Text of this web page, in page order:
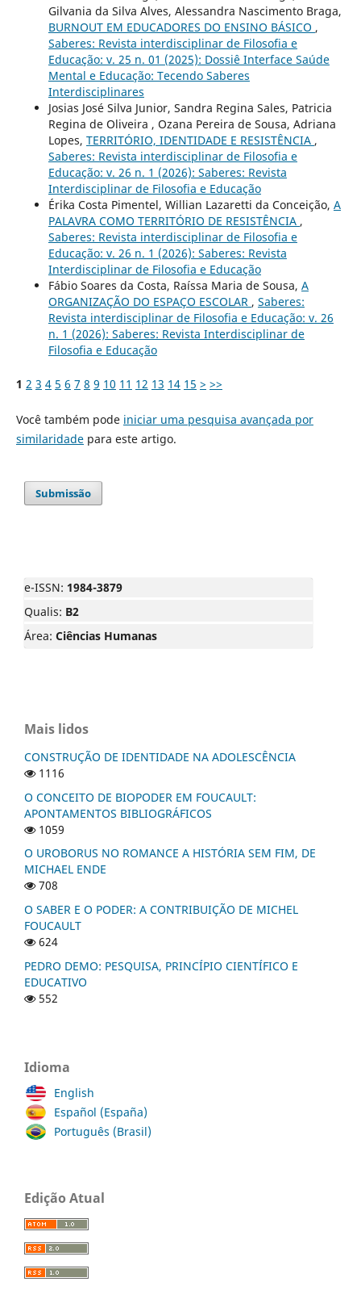
Gilvania da Silva Alves, Alessandra Nascimento Braga,
BURNOUT EM EDUCADORES DO ENSINO BÁSICO ,
Saberes: Revista interdisciplinar de Filosofia e
Educação: v. 25 n. 01 (2025): Dossiê Interface Saúde
Mental e Educação: Tecendo Saberes
Interdisciplinares
Josias José Silva Junior, Sandra Regina Sales, Patricia
Regina de Oliveira , Ozana Pereira de Sousa, Adriana
Lopes, TERRITÓRIO, IDENTIDADE E RESISTÊNCIA ,
Saberes: Revista interdisciplinar de Filosofia e
Educação: v. 26 n. 1 (2026): Saberes: Revista
Interdisciplinar de Filosofia e Educação
Érika Costa Pimentel, Willian Lazaretti da Conceição, A
PALAVRA COMO TERRITÓRIO DE RESISTÊNCIA ,
Saberes: Revista interdisciplinar de Filosofia e
Educação: v. 26 n. 1 (2026): Saberes: Revista
Interdisciplinar de Filosofia e Educação
Fábio Soares da Costa, Raíssa Maria de Sousa, A
ORGANIZAÇÃO DO ESPAÇO ESCOLAR , Saberes:
Revista interdisciplinar de Filosofia e Educação: v. 26
n. 1 (2026): Saberes: Revista Interdisciplinar de
Filosofia e Educação
1 2 3 4 5 6 7 8 9 10 11 12 13 14 15 > >>
Você também pode iniciar uma pesquisa avançada por
similaridadepara este artigo.
Submissão
e-ISSN: 1984-3879
Qualis: B2
Área: Ciências Humanas
Mais lidos
CONSTRUÇÃO DE IDENTIDADE NA ADOLESCÊNCIA
1116
O CONCEITO DE BIOPODER EM FOUCAULT:
APONTAMENTOS BIBLIOGRÁFICOS
1059
O UROBORUS NO ROMANCE A HISTÓRIA SEM FIM, DE
MICHAEL ENDE
708
O SABER E O PODER: A CONTRIBUIÇÃO DE MICHEL
FOUCAULT
624
PEDRO DEMO: PESQUISA, PRINCÍPIO CIENTÍFICO E
EDUCATIVO
552
Idioma
English
Español (España)
Português (Brasil)
Edição Atual